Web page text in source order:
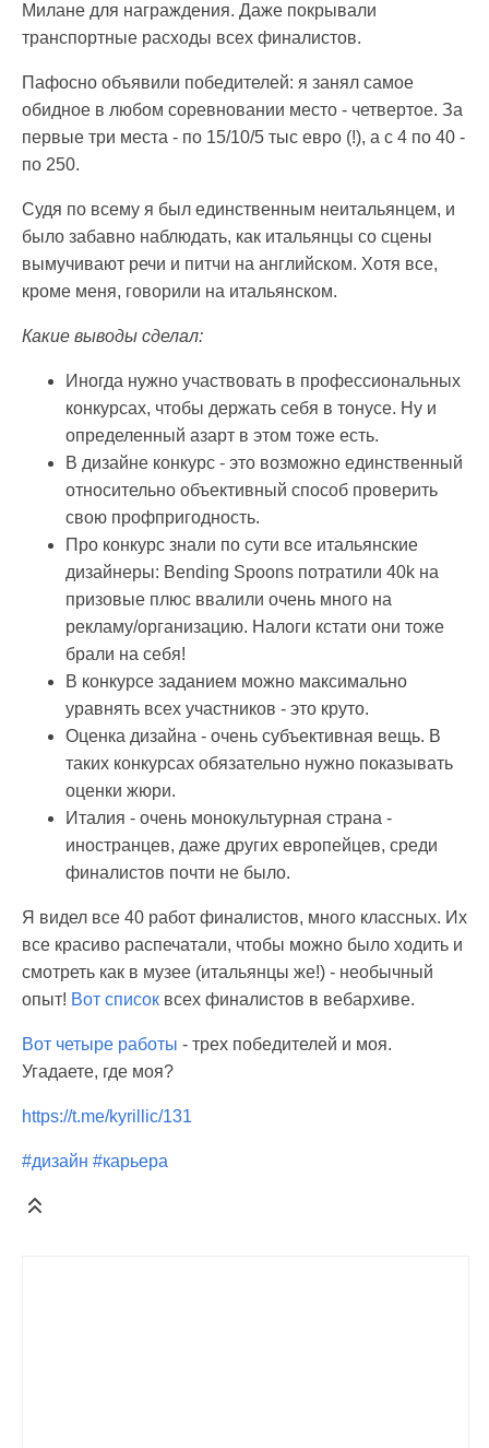
Милане для награждения. Даже покрывали
транспортные расходы всех финалистов.
Пафосно объявили победителей: я занял самое
обидное в любом соревновании место - четвертое. За
первые три места - по 15/10/5 тыс евро (!), а с 4 по 40 -
по 250.
Судя по всему я был единственным неитальянцем, и
было забавно наблюдать, как итальянцы со сцены
вымучивают речи и питчи на английском. Хотя все,
кроме меня, говорили на итальянском.
Какие выводы сделал:
Иногда нужно участвовать в профессиональных
конкурсах, чтобы держать себя в тонусе. Ну и
определенный азарт в этом тоже есть.
В дизайне конкурс - это возможно единственный
относительно объективный способ проверить
свою профпригодность.
Про конкурс знали по сути все итальянские
дизайнеры: Bending Spoons потратили 40k на
призовые плюс ввалили очень много на
рекламу/организацию. Налоги кстати они тоже
брали на себя!
В конкурсе заданием можно максимально
уравнять всех участников - это круто.
Оценка дизайна - очень субъективная вещь. В
таких конкурсах обязательно нужно показывать
оценки жюри.
Италия - очень монокультурная страна -
иностранцев, даже других европейцев, среди
финалистов почти не было.
Я видел все 40 работ финалистов, много классных. Их
все красиво распечатали, чтобы можно было ходить и
смотреть как в музее (итальянцы же!) - необычный
опыт! Вот список всех финалистов в вебархиве.
Вот четыре работы - трех победителей и моя.
Угадаете, где моя?
https://t.me/kyrillic/131
#дизайн #карьера